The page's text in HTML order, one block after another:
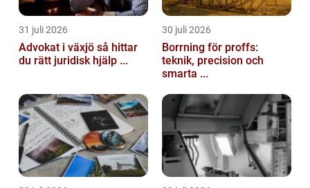
31 juli 2026
Advokat i växjö så hittar
du rätt juridisk hjälp ...
30 juli 2026
Borrning för proffs:
teknik, precision och
smarta ...